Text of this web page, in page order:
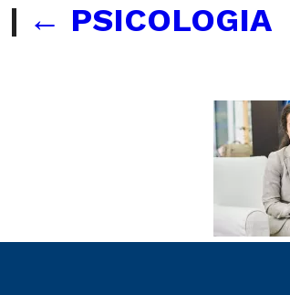
| ← PSICOLOGIA